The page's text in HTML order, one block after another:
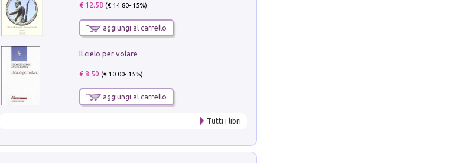
€ 12.58 (€14.80- 15%)
aggiungi al carrello
Il cielo per volare
€ 8.50 (€10.00- 15%)
aggiungi al carrello
Tutti i libri